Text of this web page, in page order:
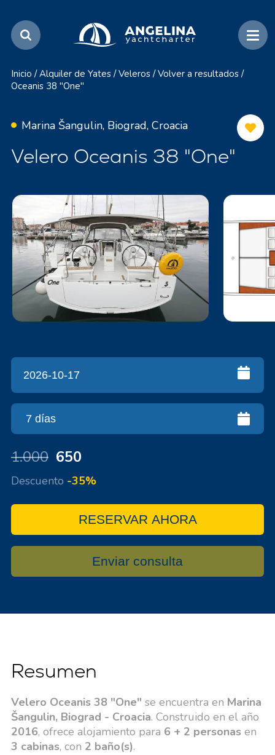
Inicio / Alquiler de Yates / Veleros / Volver a resultados /
Oceanis 38 "One"
Marina Šangulin, Biograd, Croacia
Velero Oceanis 38 "One"
1.000 650
Descuento -35%
RESERVAR AHORA
Enviar consulta
Resumen
Velero Oceanis 38 "One" se encuentra en Marina
Šangulin, Biograd - Croacia. Construido en el año
2016, ofrece alojamiento para 6 + 2 personasen
3 cabinas, con 2 baño(s).